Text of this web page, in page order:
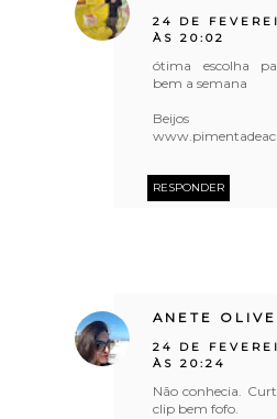
24 DE
ÀS 20:02
ótima escolha
bem a semana
Beijos
RESPONDER
ANETE
24 DE
ÀS 20:24
Não conhecia.
clip bem fofo.